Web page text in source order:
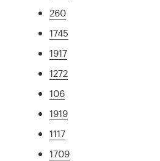
260
1745
1917
1272
106
1919
1117
1709